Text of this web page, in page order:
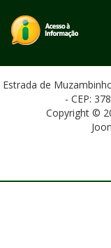
Estrada de
- CEP:
Copyright ©